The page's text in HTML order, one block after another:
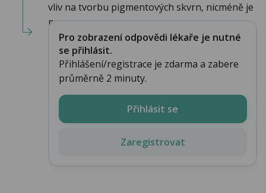
vliv na tvorbu pigmentových skvrn, nicméně je
pra...
Pro zobrazení odpovědi lékaře je nutné
se přihlásit.
Přihlášení/registrace je zdarma a zabere
průměrně 2 minuty.
Přihlásit se
Zaregistrovat